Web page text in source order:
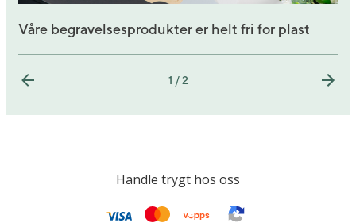
Våre begravelsesprodukter er helt fri for plast
1 / 2
Handle trygt hos oss